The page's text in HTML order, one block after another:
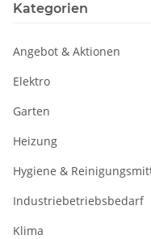
Kategorien
Angebot & Aktionen
Elektro
Garten
Heizung
Hygiene &
Industriebetriebsbedarf
Klima